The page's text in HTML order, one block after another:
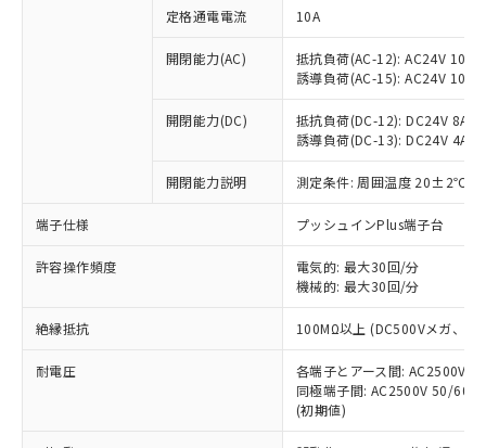
定格通電電流 10A
開閉能力(AC)
抵抗負荷(AC-12): AC24V 10A/
誘導負荷(AC-15): AC24V
開閉能力(DC)
抵抗負荷(DC-12): DC24V 8A/
誘導負荷(DC-13): DC24V 4A/
開閉能力説明 測定条件: 周囲温度 20±2℃、
端子仕様 プッシュインPlus端子台
許容操作頻度
電気的: 最大30回/分
機械的: 最大30回/分
絶縁抵抗 100MΩ以上 (DC500Vメガ、点
耐電圧
各端子とアース間: AC2500V
同極端子間: AC2500V 50/
(初期値)
ご利用条件
以下の条件をお読みいただき、同意のうえ
ご利用ください。
本サービスは、当社制御機器事業取扱
商品の当社在庫状況および標準価格
(税抜)を提供させていただくもので
当社制御機器事業取扱商品の中には、
本サービスの対象外となる商品もある
ことをご了承ください。
在庫状況および標準価格照会結果は、
記載している更新日時点での社内デー
タに基づき作成されるものであり、閲
覧された時点での実際の在庫および標
準価格とは異なる場合があることをご
対応予定：EU RoHS指令（10物質）の非含
有に対応した製品に切り替える予定のある
対応予定なし：EU RoHS指令（10物質）の
非含有に非対応の商品で、対応品を出す予
定はありません。
調査・確認中：EU RoHS指令（10物質）の
非含有の対応状況を調査中または確認中の
非該当品：ライセンス料など無形物で、有
害物質有無と関係のない商品です。
仕入先様の事情により、非含有部品として
いたものが、含有品と判明した場合などや
むを得ず変更することがあります。
鉛(Pb) 1000ppm以下、 水銀(Hg) 1000ppm以下、 カド
六価クロム(Cr(Ⅵ)) 1000ppm以下、ポリ臭化ビフェニル
類(PBB) 1000ppm以下、ポリ臭化ジフェニルエーテル類
(PBDE) 1000ppm以下、フタル酸ビス(2-エチルヘキシ
※1 中国RoHS○×表
「○」：最大均質材料含有率が中国RoHSの
基準値以下であることを示します。
「×」：最大均質材料含有率が中国RoHSの
基準値を超えていることを示します。
「－」：未確認です。当社販売部門へお問
い合わせください。
*中国RoHS10物質の基準値 (GB/T26572)：
Pb(鉛) :1000ppm、 Hg(水銀) : 1000ppm、 Cd(カドミウ
Cr(Ⅵ)(六価クロム) : 1000ppm、 PBBs(ポリ臭化ビフェ
当社は、これら貴社製品のうち、外国
為替および外国貿易法に定める商品
（以下｢規制貨物等」という）を輸出
国政府の輸出許可(または役務取引許
可)を取得するなどの必要な手続きを